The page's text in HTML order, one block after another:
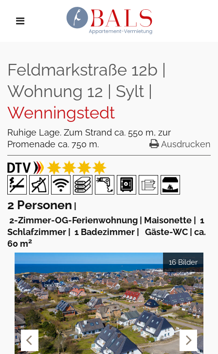
Feldmarkstraße 12b |
Wohnung 12 | Sylt |
Wenningstedt
Ruhige Lage. Zum Strand ca. 550 m, zur
Promenade ca. 750 m.
Ausdrucken
2 Personen
2-Zimmer-OG-Ferienwohnung | Maisonette
1
Schlafzimmer
1 Badezimmer Gäste-WC
ca.
60 m2
16 Bilder